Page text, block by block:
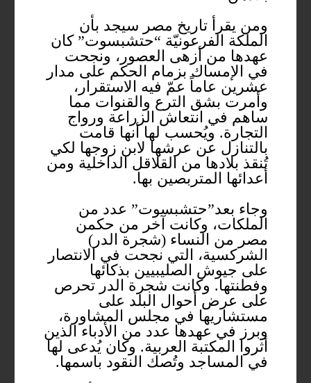
ومن يقرأ تاريخ مصر سيجد بأن
الملكة الفرعونيّة “حتشبسوت” كان
عهدها من أزهى العصور، ونجحت
في الإمساك بزمام الحكم على مدار
عشرين عاماً عمّ فيه الاستقرار،
وأمرت بشق الترع والقنوات مما
ساهم في انتعاش الزراعة ورواج
التجارة. ويُحسب لها أنها قامت
بالتنازل عن عرشها لابن زوجها لكي
تُنقذ بلادها من القلاقل الداخلية ومن
أعدائها المتربصين بها.
وجاء بعد”حتشبسوت” عدد من
الملكات، وكانت آخر من حكمن
مصر من النساء (شجرة الدر)
الشركسية، التي نجحت في الانتصار
على جيوش الصليبيين بذكائها
وفطنتها. وكانت شجرة الدر تحرص
على عرض أحوال البلد على
مستشاريها في مجلس المشاورة،
وبرز في عهدها عدد من الأدباء الذين
أثروا المكتبة العربية. وكان يُدعى لها
في المساجد وتُصك النقود باسمها.